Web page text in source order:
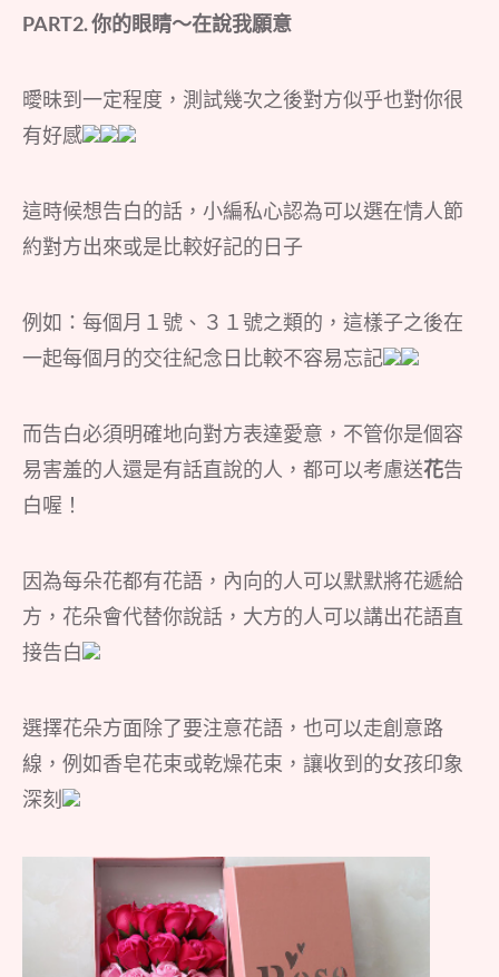
PART2. 你的眼睛～在說我願意
曖昧到一定程度，測試幾次之後對方似乎也對你很
有好感
這時候想告白的話，小編私心認為可以選在情人節
約對方出來或是比較好記的日子
例如：每個月１號、３１號之類的，這樣子之後在
一起每個月的交往紀念日比較不容易忘記
而告白必須明確地向對方表達愛意，不管你是個容
易害羞的人還是有話直說的人，都可以考慮送花告
白喔！
因為每朵花都有花語，內向的人可以默默將花遞給
方，花朵會代替你說話，大方的人可以講出花語直
接告白
選擇花朵方面除了要注意花語，也可以走創意路
線，例如香皂花束或乾燥花束，讓收到的女孩印象
深刻